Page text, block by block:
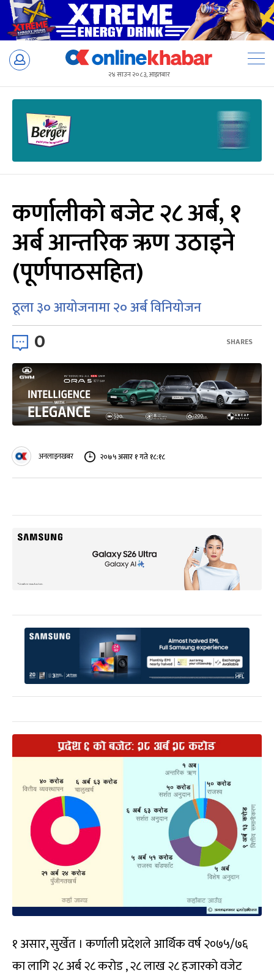
Skip
२४ साउन २०८३, आइतबार
कर्णालीको बजेट २८ अर्ब, १
अर्ब आन्तरिक ऋण उठाइने
(पूर्णपाठसहित)
ठूला ३० आयोजनामा २० अर्ब विनियोजन
0 SHARES
अनलाइनखबर २०७५ असार १ गते १८:१८
१ असार, सुर्खेत । कर्णाली प्रदेशले आर्थिक वर्ष २०७५/७६
का लागि २८ अर्ब २८ करोड , २८ लाख २८ हजारको वजेट